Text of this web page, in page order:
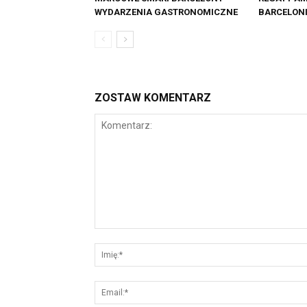
WYDARZENIA GASTRONOMICZNE
ZOSTAW KOMENTARZ